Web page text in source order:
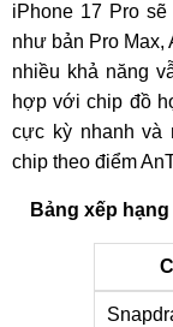
iPhone 17 Pro
như bản Pro Max,
nhiều khả năng
hợp với chip đồ
cực kỳ nhanh và
chip theo điểm
Bảng xếp